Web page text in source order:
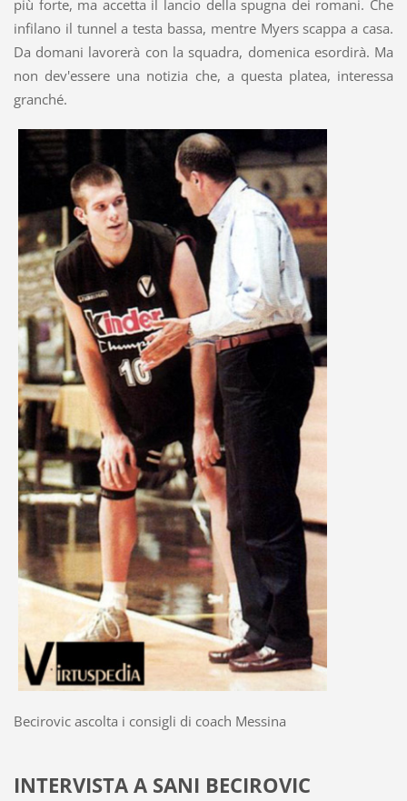
più forte, ma accetta il lancio della spugna dei romani. Che
infilano il tunnel a testa bassa, mentre Myers scappa a casa.
Da domani lavorerà con la squadra, domenica esordirà. Ma
non dev'essere una notizia che, a questa platea, interessa
granché.
Becirovic ascolta i consigli di coach Messina
INTERVISTA A SANI BECIROVIC